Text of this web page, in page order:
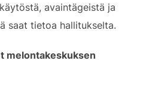
avaintägeistä ja
saat tietoa hallitukselta.
melontakeskuksen